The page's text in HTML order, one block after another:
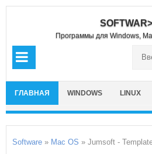
Программы для Windows,
ГЛАВНАЯ WINDOWS LINUX
Software » Mac OS » Jumsoft -